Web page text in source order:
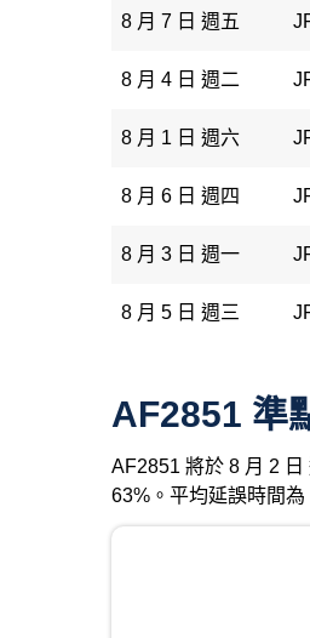
8 月 7 日 週五
8 月 4 日 週二
8 月 1 日 週六
8 月 6 日 週四
8 月 3 日 週一
8 月 5 日 週三
AF2851 準
AF2851 將於 8 月 2
63%。平均延誤時間為